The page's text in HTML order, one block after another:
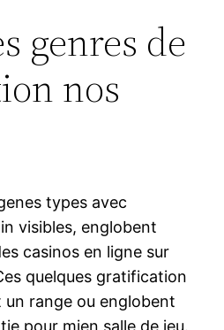
genres de
nos
types avec
visibles, englobent
casinos en ligne sur
quelques gratification
range ou englobent
pour mien salle de jeu.